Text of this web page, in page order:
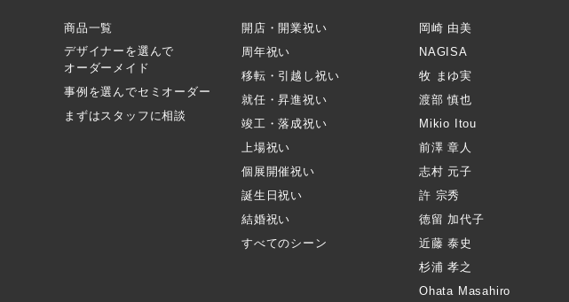
商品一覧
デザイナーを選んで
オーダーメイド
事例を選んでセミオーダー
まずはスタッフに相談
開店・開業祝い
周年祝い
移転・引越し祝い
就任・昇進祝い
竣工・落成祝い
上場祝い
個展開催祝い
誕生日祝い
結婚祝い
すべてのシーン
岡崎 由美
NAGISA
牧 まゆ実
渡部 慎也
Mikio Itou
前澤 章人
志村 元子
許 宗秀
徳留 加代子
近藤 泰史
杉浦 孝之
Ohata Masahiro